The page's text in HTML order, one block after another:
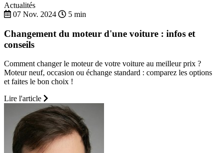
Actualités
07 Nov. 2024
5 min
Changement du moteur d'une voiture : infos et
conseils
Comment changer le moteur de votre voiture au meilleur prix ?
Moteur neuf, occasion ou échange standard : comparez les options
et faites le bon choix !
Lire l'article